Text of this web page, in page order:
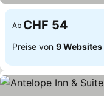
Ab CHF 54
Preise von 9 Websites